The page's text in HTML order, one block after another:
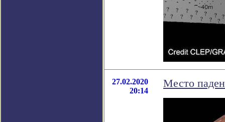
27.02.2020
20:14
Место